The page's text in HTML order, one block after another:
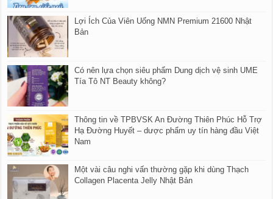
Lợi Ích Của Viên Uống NMN Premium 21600 Nhật
Bản
Có nên lựa chọn siêu phẩm Dung dịch vệ sinh UME
Tía Tô NT Beauty không?
Thông tin về TPBVSK An Đường Thiên Phúc Hỗ Trợ
Hạ Đường Huyết – dược phẩm uy tín hàng đầu Việt
Nam
Một vài câu nghi vấn thường gặp khi dùng Thạch
Collagen Placenta Jelly Nhật Bản